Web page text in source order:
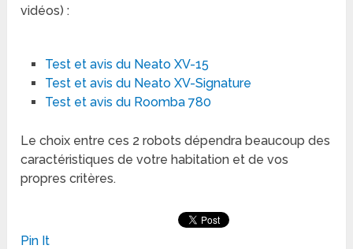
vidéos) :
Test et avis du Neato XV-15
Test et avis du Neato XV-Signature
Test et avis du Roomba 780
Le choix entre ces 2 robots dépendra beaucoup des
caractéristiques de votre habitation et de vos
propres critères.
Pin It